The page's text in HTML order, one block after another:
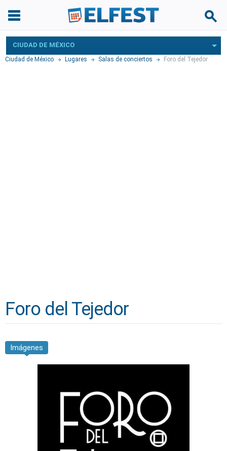
CIUDAD DE MÉXICO
Ciudad de México Lugares Salas de conciertos Foro del Tejedor
Foro del Tejedor
Imágenes